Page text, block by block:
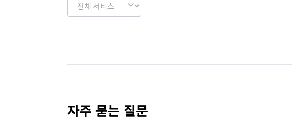
자주 묻는 질문